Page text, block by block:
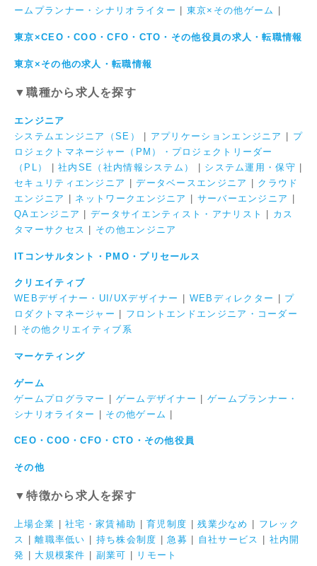
ームプランナー・シナリオライター
東京×その他ゲーム
東京×CEO・COO・CFO・CTO・その他役員の求人・転職情報
東京×その他の求人・転職情報
▼職種から求人を探す
エンジニア
システムエンジニア（SE）
アプリケーションエンジニア
プ
ロジェクトマネージャー（PM）・プロジェクトリーダー
（PL）
|社内SE（社内情報システム） システム運用・保守
セキュリティエンジニア
|データベースエンジニア
クラウド
エンジニア
ネットワークエンジニア サーバーエンジニア
QAエンジニア
|データサイエンティスト・アナリスト
カス
タマーサクセス
その他エンジニア
ITコンサルタント・PMO・プリセールス
クリエイティブ
WEBデザイナー・UI/UXデザイナー
WEBディレクター
プ
ロダクトマネージャー
フロントエンドエンジニア・コーダー
その他クリエイティブ系
マーケティング
ゲーム
ゲームプログラマー | ゲームデザイナー | ゲームプランナー・
シナリオライター | その他ゲーム |
CEO・COO・CFO・CTO・その他役員
その他
▼特徴から求人を探す
上場企業 |社宅・家賃補助 |育児制度 |残業少なめ
フレック
ス
|離職率低い 持ち株会制度 |急募 自社サービス
社内開
発
大規模案件 副業可 リモート